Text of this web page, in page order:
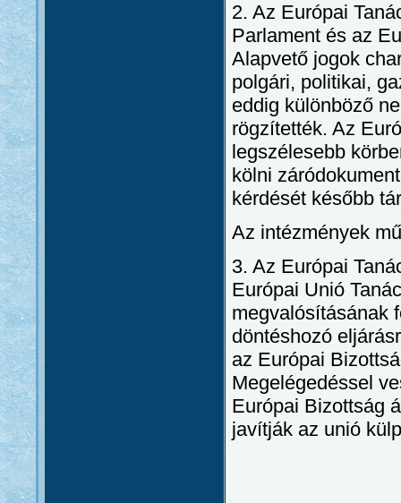
2. Az Európai
Parlament és az
Alapvető jogok
polgári, politikai,
eddig különböző
rögzítették. Az
legszélesebb
kölni
kérdését később
Az intézmények
3. Az Európai
Európai Unió
megvalósításának
döntéshozó
az Európai
Megelégedéssel
Európai Bizottság
javítják az unió